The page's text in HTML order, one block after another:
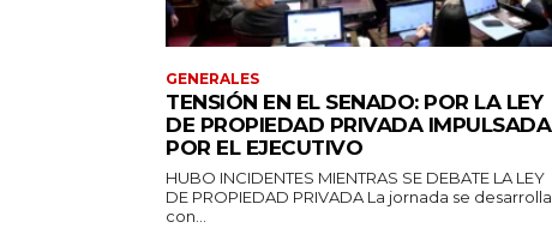
GENERALES
TENSIÓN EN EL SENADO: POR LA LEY
DE PROPIEDAD PRIVADA IMPULSADA
POR EL EJECUTIVO
HUBO INCIDENTES MIENTRAS SE DEBATE LA LEY
DE PROPIEDAD PRIVADA La jornada se desarrolla
con...